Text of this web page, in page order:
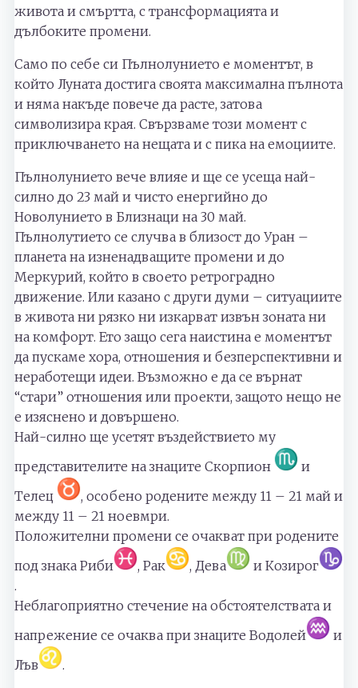
живота и смъртта, с трансформацията и
дълбоките промени.
Само по себе си Пълнолунието е моментът, в
който Луната достига своята максимална пълнота
и няма накъде повече да расте, затова
символизира края. Свързваме този момент с
приключването на нещата и с пика на емоциите.
Пълнолунието вече влияе и ще се усеща най-
силно до 23 май и чисто енергийно до
Новолунието в Близнаци на 30 май.
Пълнолутието се случва в близост до Уран –
планета на изненадващите промени и до
Меркурий, който в своето ретроградно
движение. Или казано с други думи – ситуациите
в живота ни рязко ни изкарват извън зоната ни
на комфорт. Ето защо сега наистина е моментът
да пускаме хора, отношения и безперспективни и
неработещи идеи. Възможно е да се върнат
“стари” отношения или проекти, защото нещо не
е изяснено и довършено.
Най-силно ще усетят въздействието му
представителите на знаците Скорпион
и
Телец
, особено родените между 11 – 21 май и
между 11 – 21 ноевмри.
Положителни промени се очакват при родените
под знака Риби
, Рак , Дева
и Козирог
.
Неблагоприятно стечение на обстоятелствата и
напрежение се очаква при знаците Водолей
и
Лъв
.